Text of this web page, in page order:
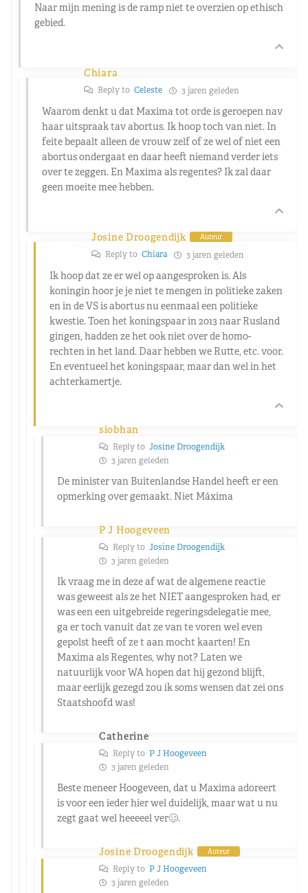
Naar mijn mening is de ramp niet te overzien op ethisch
gebied.
Chiara
Reply to Celeste 3 jaren geleden
Waarom denkt u dat Maxima tot orde is geroepen nav
haar uitspraak tav abortus. Ik hoop toch van niet. In
feite bepaalt alleen de vrouw zelf of ze wel of niet een
abortus ondergaat en daar heeft niemand verder iets
over te zeggen. En Maxima als regentes? Ik zal daar
geen moeite mee hebben.
Josine Droogendijk Auteur
Reply to Chiara 3 jaren geleden
Ik hoop dat ze er wel op aangesproken is. Als
koningin hoor je je niet te mengen in politieke zaken
en in de VS is abortus nu eenmaal een politieke
kwestie. Toen het koningspaar in 2013 naar Rusland
gingen, hadden ze het ook niet over de homo-
rechten in het land. Daar hebben we Rutte, etc. voor.
En eventueel het koningspaar, maar dan wel in het
achterkamertje.
siobhan
Reply to Josine Droogendijk
3 jaren geleden
De minister van Buitenlandse Handel heeft er een
opmerking over gemaakt. Niet Máxima
P J Hoogeveen
Reply to Josine Droogendijk
3 jaren geleden
Ik vraag me in deze af wat de algemene reactie
was geweest als ze het NIET aangesproken had, er
was een een uitgebreide regeringsdelegatie mee,
ga er toch vanuit dat ze van te voren wel even
gepolst heeft of ze t aan mocht kaarten! En
Maxima als Regentes, why not? Laten we
natuurlijk voor WA hopen dat hij gezond blijft,
maar eerlijk gezegd zou ik soms wensen dat zei ons
Staatshoofd was!
Catherine
Reply to P J Hoogeveen
3 jaren geleden
Beste meneer Hoogeveen, dat u Maxima adoreert
is voor een ieder hier wel duidelijk, maar wat u nu
zegt gaat wel heeeeel ver🥴.
Josine Droogendijk Auteur
Reply to P J Hoogeveen
3 jaren geleden